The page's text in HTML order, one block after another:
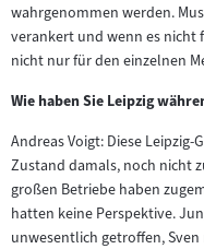
wahrgenommen werden.
verankert und wenn es
nicht nur für den einzelnen
Wie haben Sie Leipzig
Andreas Voigt: Diese
Zustand damals, noch nicht
großen Betriebe haben
hatten keine Perspektive.
unwesentlich getroffen,